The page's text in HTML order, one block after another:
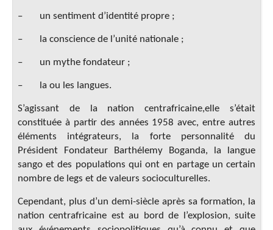
– un sentiment d’identité propre ;
– la conscience de l’unité nationale ;
– un mythe fondateur ;
– la ou les langues.
S’agissant de la nation centrafricaine,elle s’était
constituée à partir des années 1958 avec, entre autres
éléments intégrateurs, la forte personnalité du
Président Fondateur Barthélemy Boganda, la langue
sango et des populations qui ont en partage un certain
nombre de legs et de valeurs socioculturelles.
Cependant, plus d’un demi-siècle après sa formation, la
nation centrafricaine est au bord de l’explosion, suite